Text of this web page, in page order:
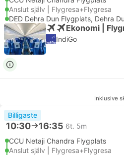
Anslut själv | Flygresa+Flygresa
DED Dehra Dun Flygplats, Dehra
Ekonomi |
IndiGo
Inklusive
Billigaste
10:30 16:35 6t. 5m
CCU Netaji Chandra Flygplats
Anslut själv | Flygresa+Flygresa